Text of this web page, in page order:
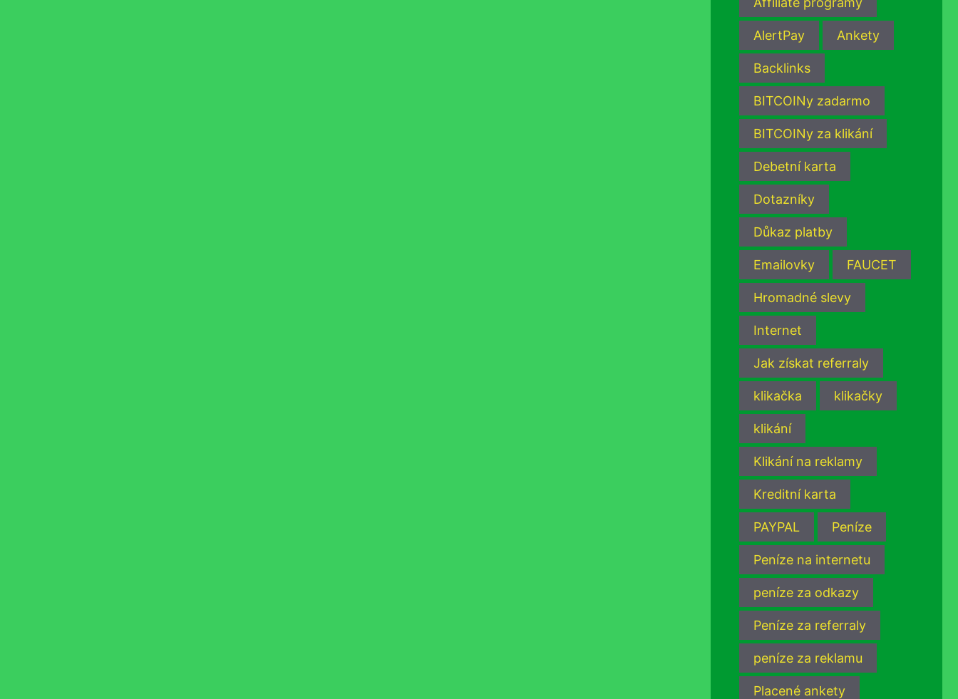
AlertPay Ankety
Backlinks
BITCOINy zadarmo
BITCOINy za klikání
Debetní karta
Dotazníky
Důkaz platby
Emailovky FAUCET
Hromadné slevy
Internet
Jak získat referraly
klikačka klikačky
klikání
Klikání na reklamy
Kreditní karta
PAYPAL Peníze
Peníze na internetu
peníze za odkazy
Peníze za referraly
peníze za reklamu
Placené ankety